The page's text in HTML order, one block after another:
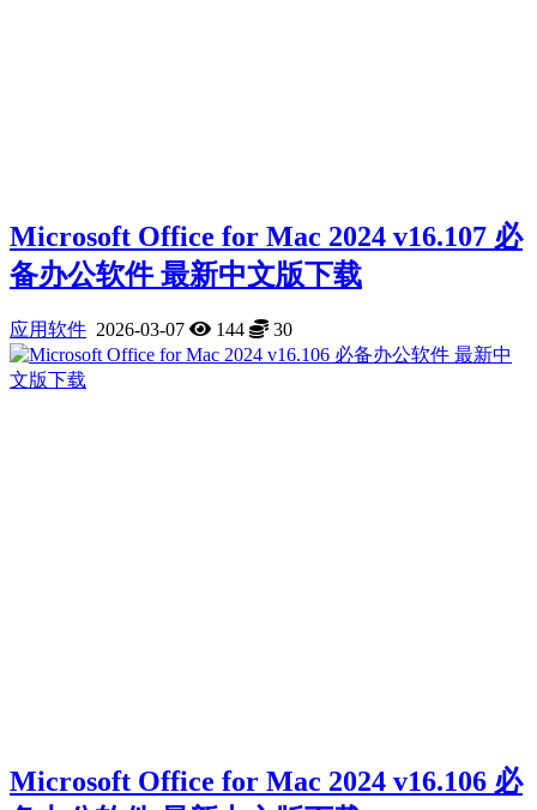
Microsoft Office for Mac 2024 v16.107 必
备办公软件 最新中文版下载
应用软件 2026-03-07 144 30
Microsoft Office for Mac 2024 v16.106 必